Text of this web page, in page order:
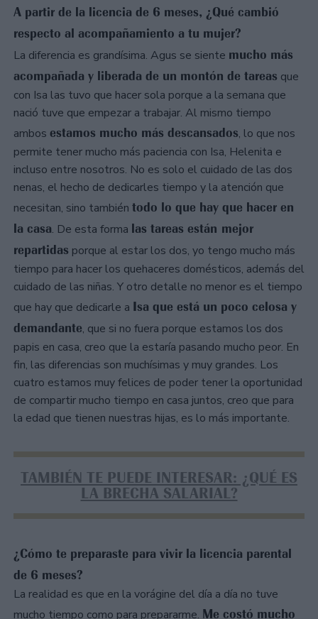
A partir de la licencia de 6 meses, ¿Qué cambió
respecto al acompañamiento a tu mujer?
La diferencia es grandísima. Agus se siente mucho más
acompañada y liberada de un montón de tareas que
con Isa las tuvo que hacer sola porque a la semana que
nació tuve que empezar a trabajar. Al mismo tiempo
ambos estamos mucho más descansados, lo que nos
permite tener mucho más paciencia con Isa, Helenita e
incluso entre nosotros. No es solo el cuidado de las dos
nenas, el hecho de dedicarles tiempo y la atención que
necesitan, sino también todo lo que hay que hacer en
la casa. De esta forma las tareas están mejor
repartidas porque al estar los dos, yo tengo mucho más
tiempo para hacer los quehaceres domésticos, además del
cuidado de las niñas. Y otro detalle no menor es el tiempo
que hay que dedicarle a Isa que está un poco celosa y
demandante, que si no fuera porque estamos los dos
papis en casa, creo que la estaría pasando mucho peor. En
fin, las diferencias son muchísimas y muy grandes. Los
cuatro estamos muy felices de poder tener la oportunidad
de compartir mucho tiempo en casa juntos, creo que para
la edad que tienen nuestras hijas, es lo más importante.
TAMBIÉN TE PUEDE INTERESAR: ¿QUÉ ES
LA BRECHA SALARIAL?
¿Cómo te preparaste para vivir la licencia parental
de 6 meses?
La realidad es que en la vorágine del día a día no tuve
mucho tiempo como para prepararme. Me costó mucho